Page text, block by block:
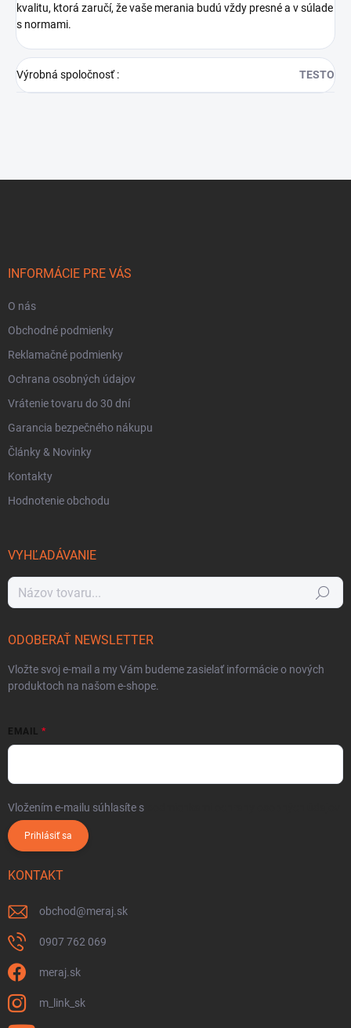
kvalitu, ktorá zaručí, že vaše merania budú vždy presné a v súlade
s normami.
Výrobná spoločnosť: TESTO
INFORMÁCIE PRE VÁS
O nás
Obchodné podmienky
Reklamačné podmienky
Ochrana osobných údajov
Vrátenie tovaru do 30 dní
Garancia bezpečného nákupu
Články & Novinky
Kontakty
Hodnotenie obchodu
VYHĽADÁVANIE
Hľadať
ODOBERAŤ NEWSLETTER
Vložte svoj e-mail a my Vám budeme zasielať informácie o nových
produktoch na našom e-shope.
EMAIL
Vložením e-mailu súhlasíte s
Prihlásiť sa
KONTAKT
obchod@meraj.sk
0907 762 069
meraj.sk
m_link_sk